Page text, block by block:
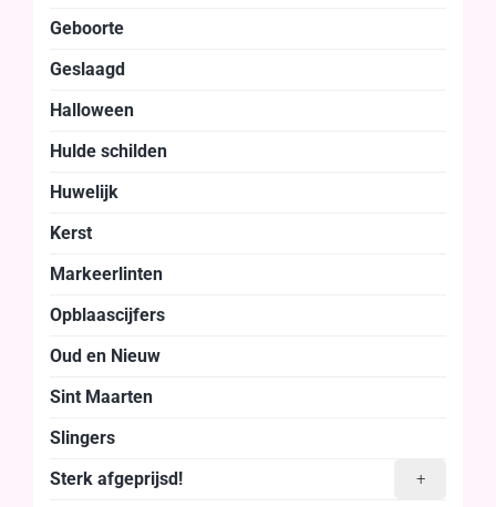
Geboorte
Geslaagd
Halloween
Hulde schilden
Huwelijk
Kerst
Markeerlinten
Opblaascijfers
Oud en Nieuw
Sint Maarten
Slingers
+
Sterk afgeprijsd!